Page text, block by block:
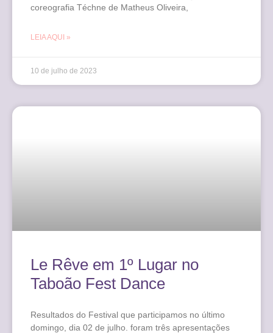
coreografia Téchne de Matheus Oliveira,
LEIA AQUI »
10 de julho de 2023
Le Rêve em 1º Lugar no
Taboão Fest Dance
Resultados do Festival que participamos no último
domingo, dia 02 de julho. foram três apresentações